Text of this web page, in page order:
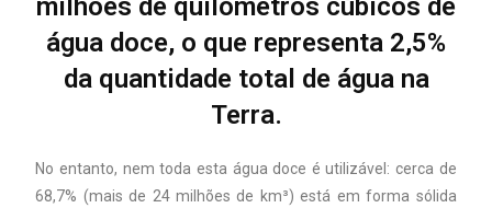
milhões de quilómetros cúbicos de
água doce, o que representa 2,5%
da quantidade total de água na
Terra.
No entanto, nem toda esta água doce é utilizável: cerca de
68,7% (mais de 24 milhões de km³) está em forma sólida